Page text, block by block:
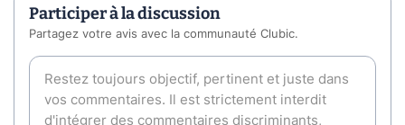
Participer à la discussion
Partagez votre avis avec la communauté Clubic.